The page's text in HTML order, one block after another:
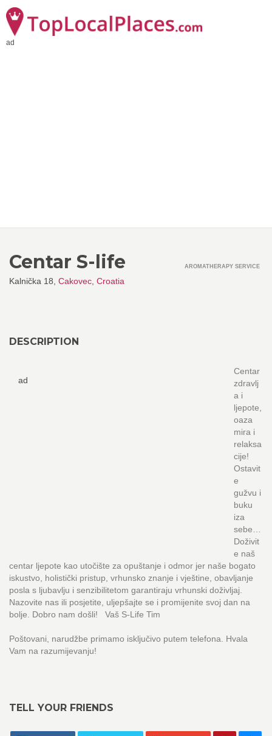
ad
Centar S-life
Kalnička 18, Cakovec Croatia
AROMATHERAPY SERVICE
DESCRIPTION
ad
Centar
zdravlj
a i
ljepote,
oaza
mira i
relaksa
cije!
Ostavit
e
gužvu i
buku
iza
sebe…
Doživit
e naš
centar ljepote kao utočište za opuštanje i odmor jer naše bogato
iskustvo, holistički pristup, vrhunsko znanje i vještine, obavljanje
posla s ljubavlju i senzibilitetom garantiraju vrhunski doživljaj.
Nazovite nas ili posjetite, uljepšajte se i promijenite svoj dan na
bolje. Dobro nam došli! Vaš S-Life Tim
Poštovani, narudžbe primamo isključivo putem telefona. Hvala
Vam na razumijevanju!
TELL YOUR FRIENDS